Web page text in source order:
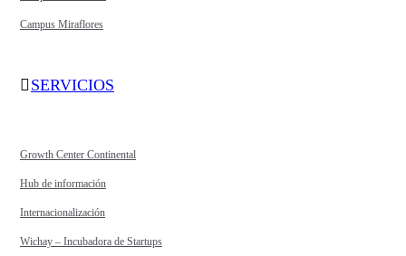
Campus Miraflores
SERVICIOS
Growth Center Continental
Hub de información
Internacionalización
Wichay – Incubadora de Startups